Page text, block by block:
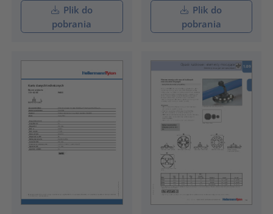
Plik do
pobrania
Plik do
pobrania